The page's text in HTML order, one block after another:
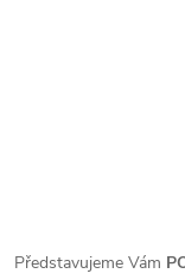
Představujeme Vám